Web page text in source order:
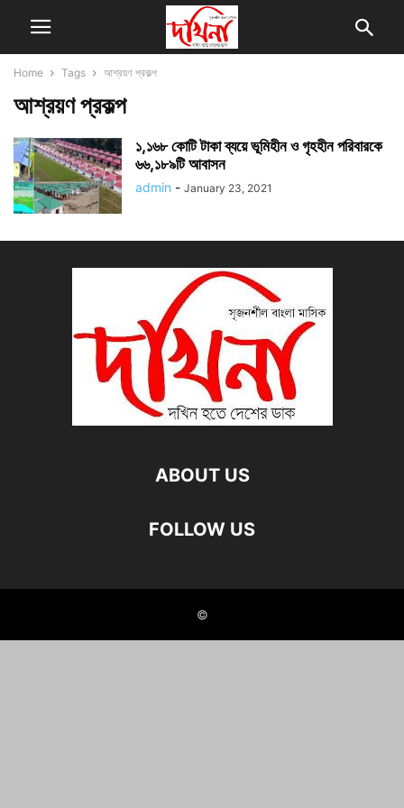
Home Tags আশ্রয়ণ প্রকল্প
আশ্রয়ণ প্রকল্প
১,১৬৮ কোটি টাকা ব্যয়ে ভূমিহীন ও গৃহহীন পরিবারকে
৬৬,১৮৯টি আবাসন
admin - January 23, 2021
ABOUT US
FOLLOW US
©